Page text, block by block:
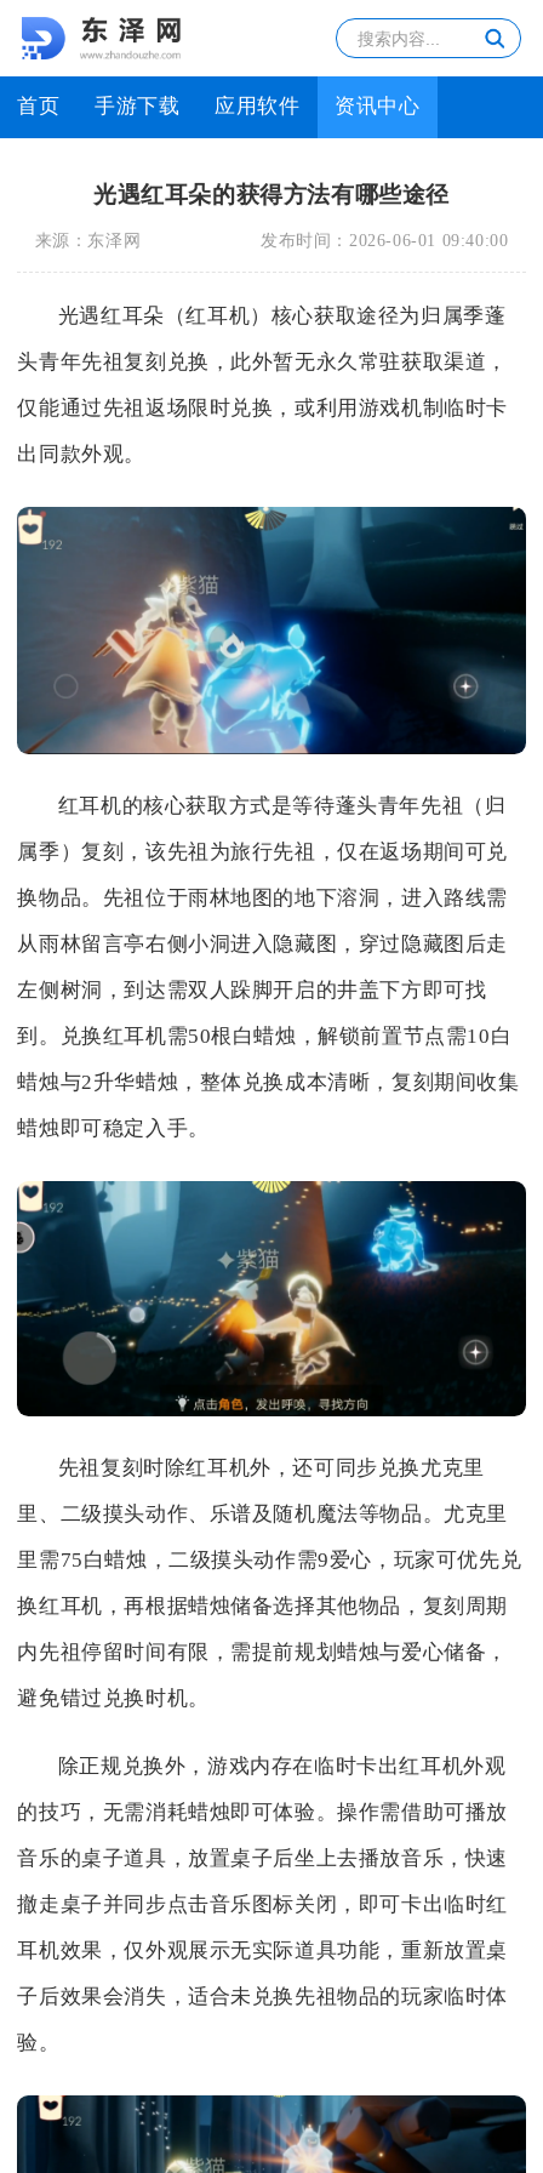
首页 手游下载 应用软件 资讯中心
光遇红耳朵的获得方法有哪些途径
来源： 东泽网 发布时间： 2026-06-01 09:40:00
光遇红耳朵（红耳机）核心获取途径为归属季蓬
头青年先祖复刻兑换，此外暂无永久常驻获取渠道，
仅能通过先祖返场限时兑换，或利用游戏机制临时卡
出同款外观。
红耳机的核心获取方式是等待蓬头青年先祖（归
属季）复刻，该先祖为旅行先祖，仅在返场期间可兑
换物品。先祖位于雨林地图的地下溶洞，进入路线需
从雨林留言亭右侧小洞进入隐藏图，穿过隐藏图后走
左侧树洞，到达需双人跺脚开启的井盖下方即可找
到。兑换红耳机需50根白蜡烛，解锁前置节点需10白
蜡烛与2升华蜡烛，整体兑换成本清晰，复刻期间收集
蜡烛即可稳定入手。
先祖复刻时除红耳机外，还可同步兑换尤克里
里、二级摸头动作、乐谱及随机魔法等物品。尤克里
里需75白蜡烛，二级摸头动作需9爱心，玩家可优先兑
换红耳机，再根据蜡烛储备选择其他物品，复刻周期
内先祖停留时间有限，需提前规划蜡烛与爱心储备，
避免错过兑换时机。
除正规兑换外，游戏内存在临时卡出红耳机外观
的技巧，无需消耗蜡烛即可体验。操作需借助可播放
音乐的桌子道具，放置桌子后坐上去播放音乐，快速
撤走桌子并同步点击音乐图标关闭，即可卡出临时红
耳机效果，仅外观展示无实际道具功能，重新放置桌
子后效果会消失，适合未兑换先祖物品的玩家临时体
验。